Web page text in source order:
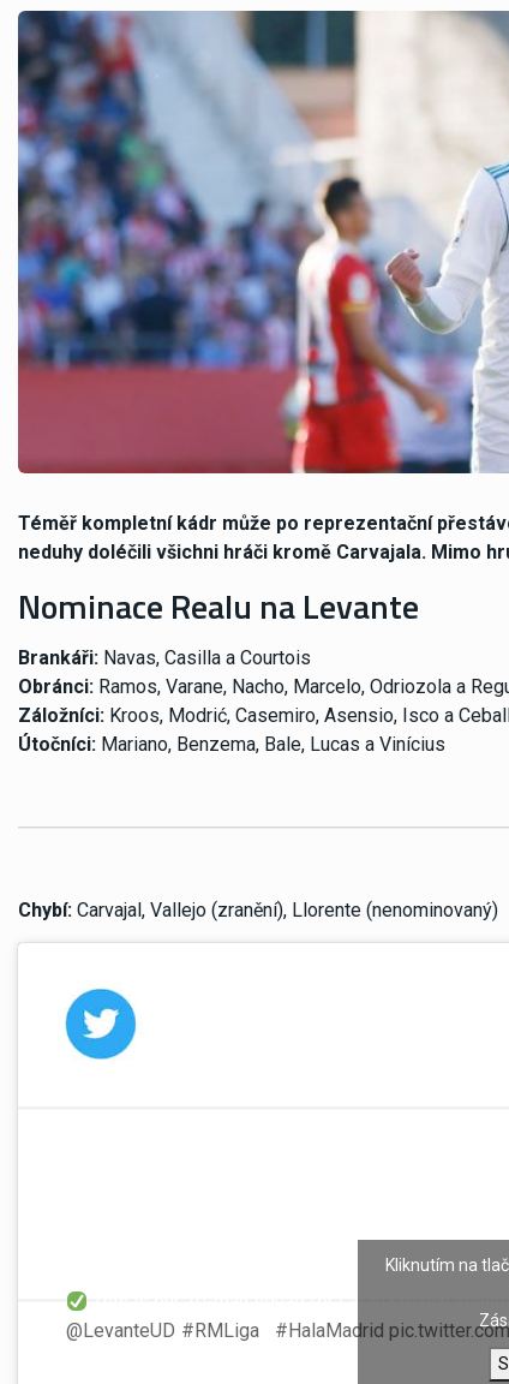
Téměř kompletní kádr může po reprezentační
neduhy doléčili všichni hráči kromě Carvajala. Mimo
Nominace Realu na Levante
Brankáři: Navas, Casilla a Courtois
Obránci: Ramos, Varane, Nacho, Marcelo, Odriozola a
Záložníci: Kroos, Modrić, Casemiro, Asensio, Isco a
Útočníci: Mariano, Benzema, Bale, Lucas a Vinícius
Chybí: Carvajal, Vallejo (zranění), Llorente (nenominovaný)
This is our 20-man squad for LaLiga match
@LevanteUD #RMLiga #HalaMadrid
Kliknutím na